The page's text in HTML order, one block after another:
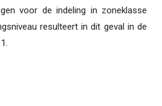
voor de indeling in zoneklasse
resulteert in dit geval in de